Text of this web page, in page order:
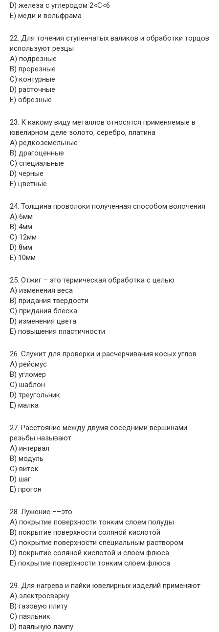
D) железа с углеродом 2<С<6
E) меди и вольфрама
22. Для точения ступенчатых валиков и обработки торцов
используют резцы
A) подрезные
B) прорезные
C) контурные
D) расточные
E) обрезные
23. К какому виду металлов относятся применяемые в
ювелирном деле золото, серебро, платина
A) редкоземельные
B) драгоценные
C) специальные
D) черные
E) цветные
24. Толщина проволоки полученная способом волочения
A) 6мм
B) 4мм
C) 12мм
D) 8мм
E) 10мм
25. Отжиг – это термическая обработка с целью
A) изменения веса
B) придания твердости
C) придания блеска
D) изменения цвета
E) повышения пластичности
26. Служит для проверки и расчерчивания косых углов
A) рейсмус
B) угломер
C) шаблон
D) треугольник
E) малка
27. Расстояние между двумя соседними вершинами
резьбы называют
A) интервал
B) модуль
C) виток
D) шаг
E) прогон
28. Лужение ––это
A) покрытие поверхности тонким слоем полуды
B) покрытие поверхности соляной кислотой
C) покрытие поверхности специальным раствором
D) покрытие соляной кислотой и слоем флюса
E) покрытие поверхности тонким слоем флюса
29. Для нагрева и пайки ювелирных изделий применяют
A) электросварку
B) газовую плиту
C) паяльник
D) паяльную лампу